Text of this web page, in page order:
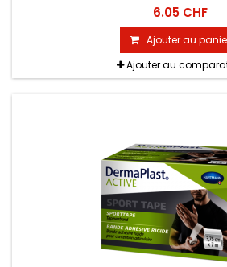
6.05 CHF
Ajouter au
Ajouter au